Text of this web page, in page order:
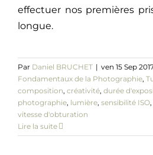
effectuer nos premières
longue.
Par Daniel BRUCHET | ven 15 Sep
Fondamentaux de la Photographie,
composition, créativité, durée
photographie, lumière, sensibilité ISO,
vitesse d'obturation
Lire la suite